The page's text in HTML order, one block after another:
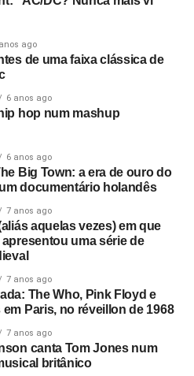
ago
de uma faixa clássica de
6 anos ago
hop num mashup
6 anos ago
Big Town: a era de ouro do
documentário holandês
7 anos ago
aquelas vezes) em que
uma série de
7 anos ago
The Who, Pink Floyd e
em Paris, no réveillon de 1968
7 anos ago
canta Tom Jones num
britânico